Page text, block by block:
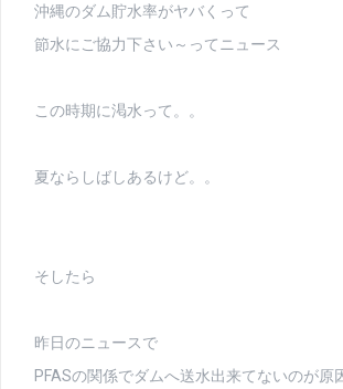
沖縄のダム貯水率がヤバくって
節水にご協力下さい～ってニュース
この時期に渇水って。。
夏ならしばしあるけど。。
そしたら
昨日のニュースで
PFASの関係でダムへ送水出来てないのが原